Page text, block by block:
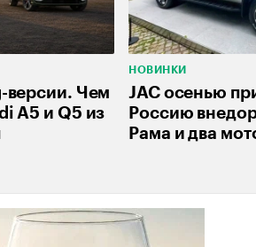
версии. Чем
A5 и Q5 из
НОВИНКИ
JAC осенью
Россию
Рама и два